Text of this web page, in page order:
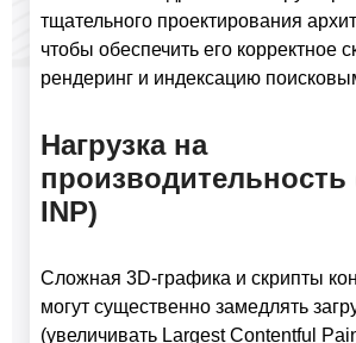
тщательного проектирования
чтобы обеспечить его корректное
рендеринг и индексацию
Нагрузка на
производительность
INP)
Сложная 3D-графика и скрипты
могут существенно замедлять
(увеличивать Largest Contentful